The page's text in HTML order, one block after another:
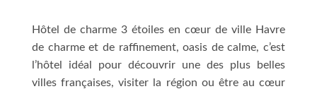
Hôtel de charme 3 étoiles en cœur de ville Havre
de charme et de raffinement, oasis de calme, c’est
l’hôtel idéal pour découvrir une des plus belles
villes françaises, visiter la région ou être au cœur